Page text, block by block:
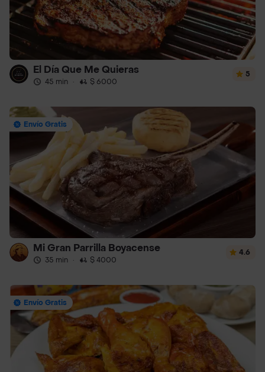
El Día Que Me Quieras
45 min · $ 6000
5
Envío Gratis
Mi Gran Parrilla Boyacense
35 min · $ 4000
4.6
Envío Gratis